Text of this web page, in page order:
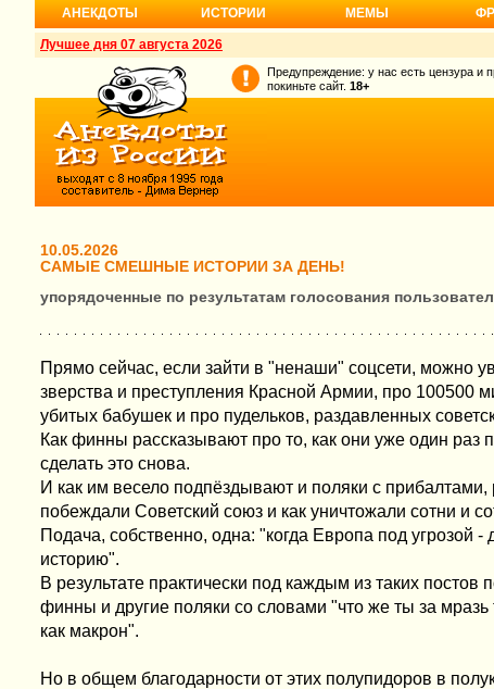
АНЕКДОТЫ ИСТОРИИ МЕМЫ
Лучшее дня 07 августа 2026
Предупреждение: у нас есть цензура и
покиньте сайт. 18+
10.05.2026
САМЫЕ СМЕШНЫЕ ИСТОРИИ ЗА ДЕНЬ!
упорядоченные по результатам голосования
Прямо сейчас, если зайти в "ненаши" соцсети, можно
зверства и преступления Красной Армии, про 100500
убитых бабушек и про пудельков, раздавленных
Как финны рассказывают про то, как они уже один раз
сделать это снова.
И как им весело подпёздывают и поляки с
побеждали Советский союз и как уничтожали сотни и
Подача, собственно, одна: "когда Европа под угрозой -
историю".
В результате практически под каждым из таких
финны и другие поляки со словами "что же ты за мразь
как макрон".
Но в общем благодарности от этих полупидоров в